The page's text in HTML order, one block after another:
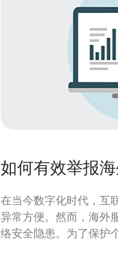
如何有效举报
在当今数字化时代，互
异常方便。然而，海外
络安全隐患。为了保护